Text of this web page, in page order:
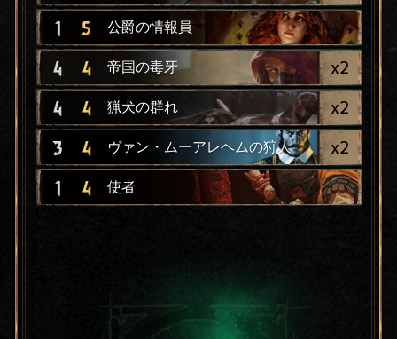
1 5 公爵の情報員
4 4 帝国の毒牙 x2
4 4 猟犬の群れ x2
3 4 ヴァン・ムーアレヘムの狩人 x2
1 4 使者